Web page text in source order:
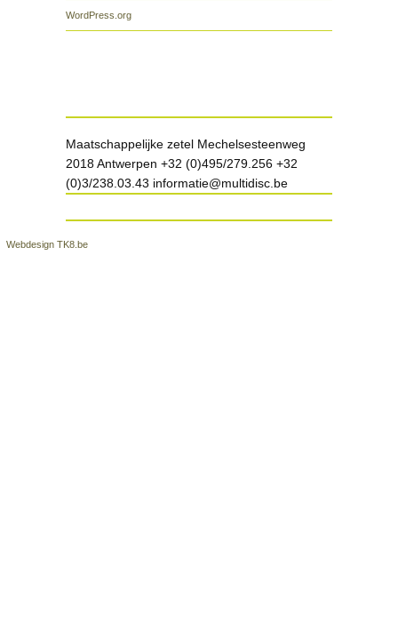
WordPress.org
Maatschappelijke zetel Mechelsesteenweg
2018 Antwerpen +32 (0)495/279.256 +32
(0)3/238.03.43 informatie@multidisc.be
Webdesign TK8.be